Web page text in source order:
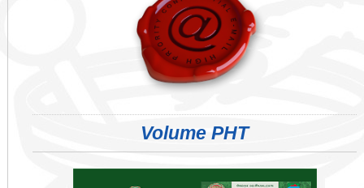
Volume PHT